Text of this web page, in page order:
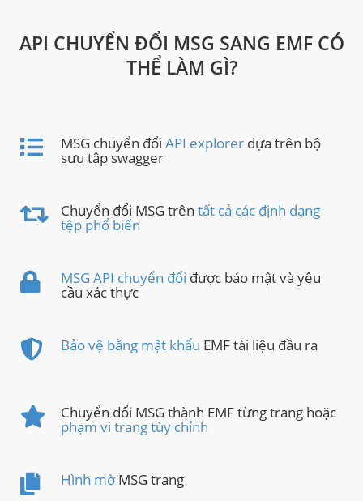
API CHUYỂN ĐỔI MSG SANG EMF CÓ
THỂ LÀM GÌ?
MSG chuyển đổi API explorer dựa trên bộ
sưu tập swagger
Chuyển đổi MSG trên tất cả các định dạng
tệp phổ biến
MSG API chuyển đổi được bảo mật và yêu
cầu xác thực
Bảo vệ bằng mật khẩu EMF tài liệu đầu ra
Chuyển đổi MSG thành EMF từng trang hoặc
phạm vi trang tùy chỉnh
Hình mờMSG trang